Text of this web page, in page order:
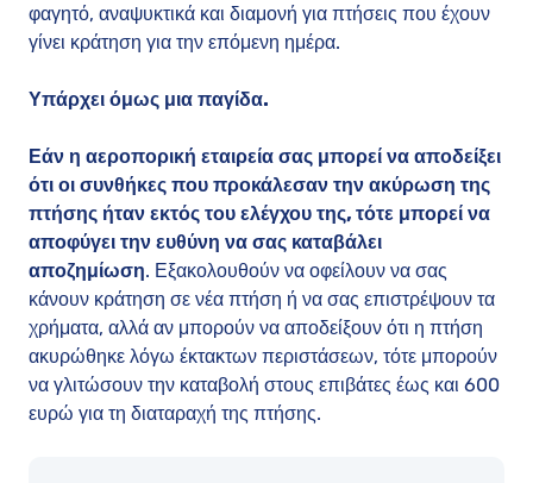
φαγητό, αναψυκτικά και διαμονή για πτήσεις που έχουν
γίνει κράτηση για την επόμενη ημέρα.
Υπάρχει όμως μια παγίδα.
Εάν η αεροπορική εταιρεία σας μπορεί να αποδείξει
ότι οι συνθήκες που προκάλεσαν την ακύρωση της
πτήσης ήταν εκτός του ελέγχου της, τότε μπορεί να
αποφύγει την ευθύνη να σας καταβάλει
αποζημίωση. Εξακολουθούν να οφείλουν να σας
κάνουν κράτηση σε νέα πτήση ή να σας επιστρέψουν τα
χρήματα, αλλά αν μπορούν να αποδείξουν ότι η πτήση
ακυρώθηκε λόγω έκτακτων περιστάσεων, τότε μπορούν
να γλιτώσουν την καταβολή στους επιβάτες έως και 600
ευρώ για τη διαταραχή της πτήσης.